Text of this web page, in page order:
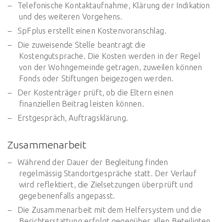
Telefonische Kontaktaufnahme, Klärung der Indikation
und des weiteren Vorgehens.
SpFplus erstellt einen Kostenvoranschlag.
Die zuweisende Stelle beantragt die
Kostengutsprache. Die Kosten werden in der Regel
von der Wohngemeinde getragen, zuweilen können
Fonds oder Stiftungen beigezogen werden.
Der Kostenträger prüft, ob die Eltern einen
finanziellen Beitrag leisten können.
Erstgespräch, Auftragsklärung.
Zusammenarbeit
Während der Dauer der Begleitung finden
regelmässig Standortgespräche statt. Der Verlauf
wird reflektiert, die Zielsetzungen überprüft und
gegebenenfalls angepasst.
Die Zusammenarbeit mit dem Helfersystem und die